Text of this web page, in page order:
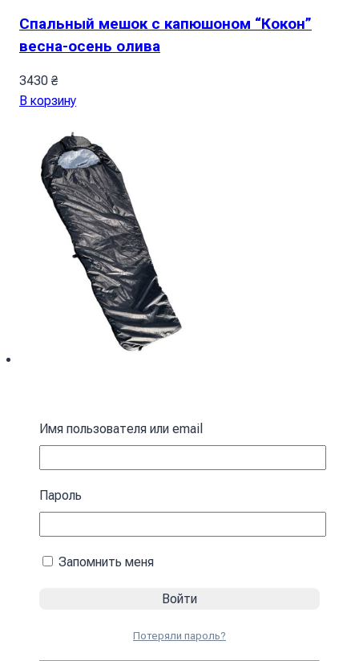
Спальный мешок с капюшоном “Кокон”
весна-осень олива
3430 ₴
В корзину
зимний черный Спальный мешок с
капюшоном
В корзину
Имя пользователя или email
Пароль
Запомнить меня
Потеряли пароль?